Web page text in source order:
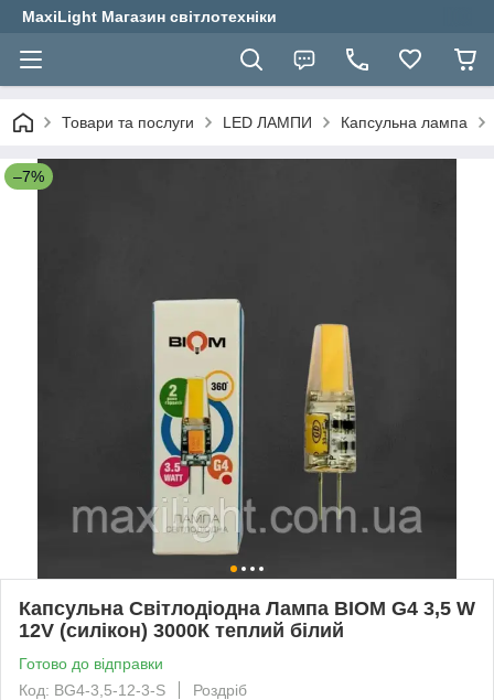
MaxiLight Магазин світлотехніки
Товари та послуги LED ЛАМПИ Капсульна лампа
–7%
Капсульна Світлодіодна Лампа BIOM G4 3,5 W
12V (силікон) 3000К теплий білий
Готово до відправки
Код: BG4-3,5-12-3-S
Роздріб